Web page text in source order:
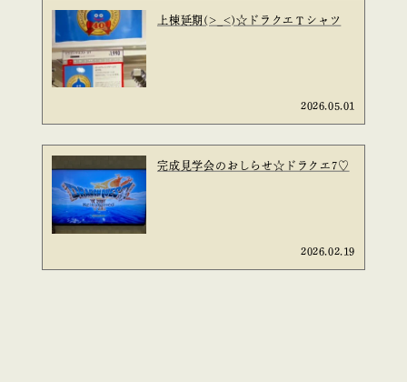
上棟延期(>_<)☆ドラクエＴシャツ
2026.05.01
完成見学会のおしらせ☆ドラクエ7♡
2026.02.19